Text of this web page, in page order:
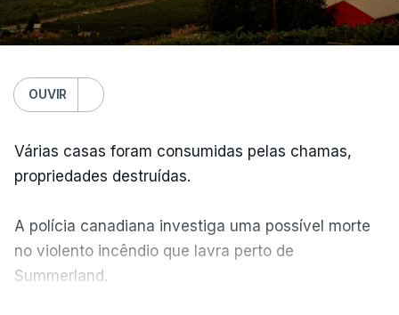
OUVIR
Várias casas foram consumidas pelas chamas,
propriedades destruídas.
A polícia canadiana investiga uma possível morte
no violento incêndio que lavra perto de
Summerland.